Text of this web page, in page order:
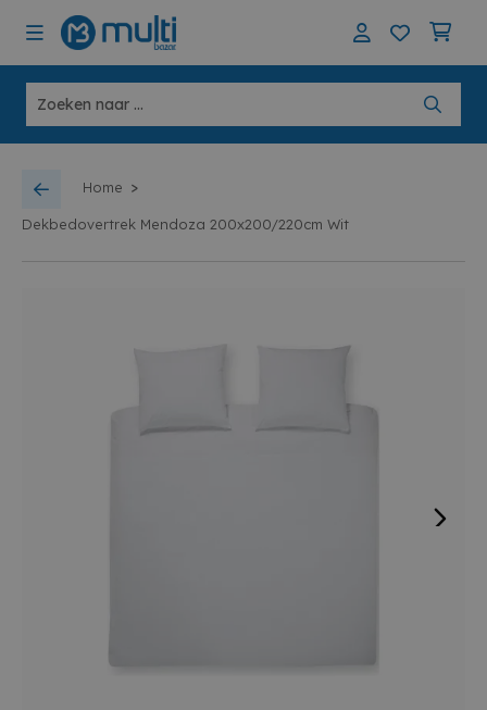
Home >
Dekbedovertrek Mendoza 200x200/220cm Wit